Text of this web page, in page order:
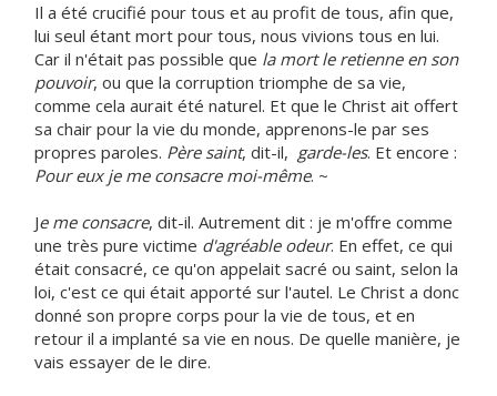
Il a été crucifié pour tous et au profit de tous, afin que,
lui seul étant mort pour tous, nous vivions tous en lui.
Car il n'était pas possible que la mort le retienne en son
pouvoir, ou que la corruption triomphe de sa vie,
comme cela aurait été naturel. Et que le Christ ait offert
sa chair pour la vie du monde, apprenons-le par ses
propres paroles. Père saint, dit-il, garde-les. Et encore :
Pour eux je me consacre moi-même. ~
Je me consacre, dit-il. Autrement dit : je m'offre comme
une très pure victime d'agréable odeur. En effet, ce qui
était consacré, ce qu'on appelait sacré ou saint, selon la
loi, c'est ce qui était apporté sur l'autel. Le Christ a donc
donné son propre corps pour la vie de tous, et en
retour il a implanté sa vie en nous. De quelle manière, je
vais essayer de le dire.